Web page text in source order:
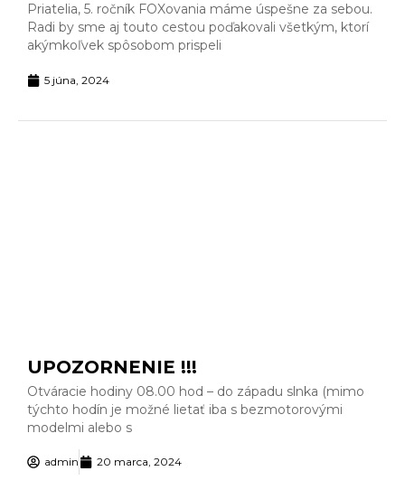
Priatelia, 5. ročník FOXovania máme úspešne za sebou.
Radi by sme aj touto cestou poďakovali všetkým, ktorí
akýmkoľvek spôsobom prispeli
5 júna, 2024
UPOZORNENIE !!!
Otváracie hodiny 08.00 hod – do západu slnka (mimo
týchto hodín je možné lietať iba s bezmotorovými
modelmi alebo s
admin 20 marca, 2024